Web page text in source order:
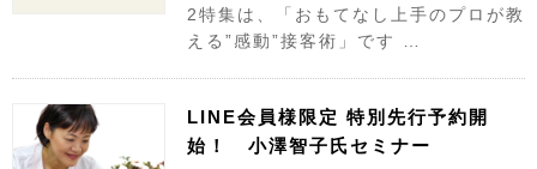
2特集は、「おもてなし上手のプロが教
える”感動”接客術」です …
LINE会員様限定 特別先行予約開
始！ 小澤智子氏セミナー